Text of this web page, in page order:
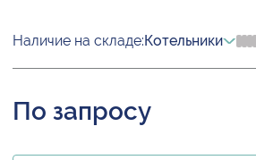
Наличие на складе:Котельники
По запросу